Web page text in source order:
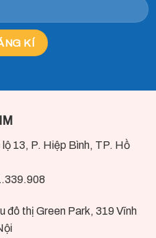
13, P. Hiệp Bình, TP. Hồ
đô thị Green Park, 319 Vĩnh